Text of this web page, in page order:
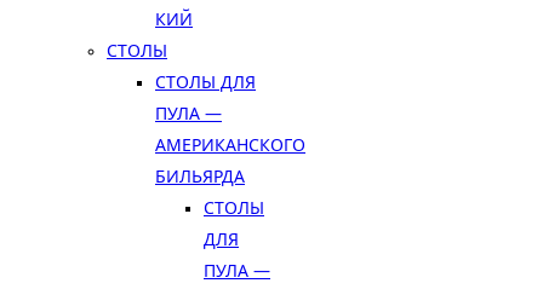
КИЙ
СТОЛЫ
СТОЛЫ ДЛЯ
ПУЛА —
АМЕРИКАНСКОГО
БИЛЬЯРДА
СТОЛЫ
ДЛЯ
ПУЛА —